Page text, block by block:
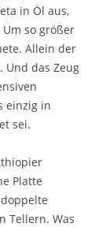
in Öl aus,
so größer
Allein der
Und das Zeug
einzig in
sei.
Platte
Tellern. Was